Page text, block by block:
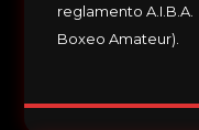
reglamento
Boxeo Amateur).